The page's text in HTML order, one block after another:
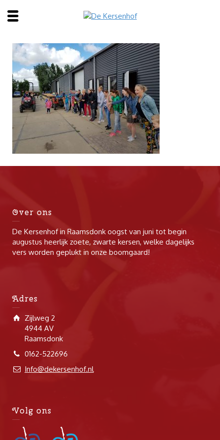
Over ons
De Kersenhof in Raamsdonk oogst van juni tot begin
augustus heerlijk zoete, zwarte kersen, welke dagelijks
vers worden geplukt in onze boomgaard!
Adres
Zijlweg 2
4944 AV
Raamsdonk
0162-522696
Info@dekersenhof.nl
Volg ons